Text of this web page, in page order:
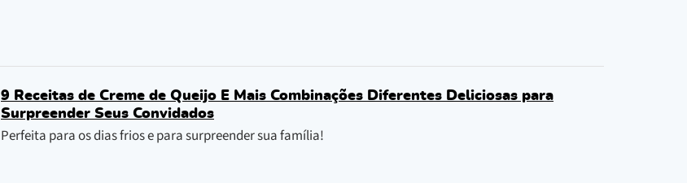
9 Receitas de Creme de Queijo E Mais Combinações Diferentes Deliciosas para
Surpreender Seus Convidados
Perfeita para os dias frios e para surpreender sua família!